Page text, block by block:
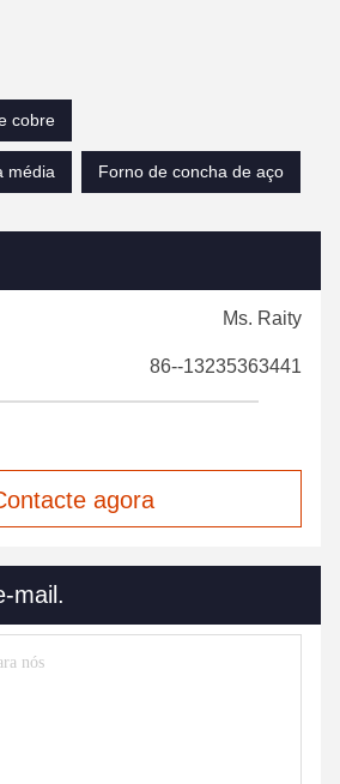
cobre
média Forno de concha de aço
Ms. Raity
86--13235363441
agora
mail.